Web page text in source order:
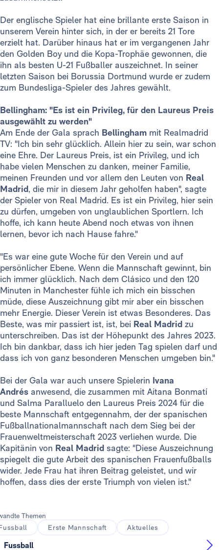
Der englische Spieler hat eine brillante erste Saison in
unserem Verein hinter sich, in der er bereits 21 Tore
erzielt hat. Darüber hinaus hat er im vergangenen Jahr
den Golden Boy und die Kopa-Trophäe gewonnen, die
ihn als besten U-21 Fußballer auszeichnet. In seiner
letzten Saison bei Borussia Dortmund wurde er zudem
zum Bundesliga-Spieler des Jahres gewählt.
Bellingham: "Es ist ein Privileg, für den Laureus Preis
ausgewählt zu werden"
Am Ende der Gala sprach Bellingham mit Realmadrid
TV: "Ich bin sehr glücklich. Allein hier zu sein, war schon
eine Ehre. Der Laureus Preis, ist ein Privileg, und ich
habe vielen Menschen zu danken, meiner Familie,
meinen Freunden und vor allem den Leuten von Real
Madrid, die mir in diesem Jahr geholfen haben", sagte
der Spieler von Real Madrid. Es ist ein Privileg, hier sein
zu dürfen, umgeben von unglaublichen Sportlern. Ich
hoffe, ich kann heute Abend noch etwas von ihnen
lernen, bevor ich nach Hause fahre."
"Es war eine gute Woche für den Verein und auf
persönlicher Ebene. Wenn die Mannschaft gewinnt, bin
ich immer glücklich. Nach dem Clásico und den 120
Minuten in Manchester fühle ich mich ein bisschen
müde, diese Auszeichnung gibt mir aber ein bisschen
mehr Energie. Dieser Verein ist etwas Besonderes. Das
Beste, was mir passiert ist, ist, bei Real Madrid zu
unterschreiben. Das ist der Höhepunkt des Jahres 2023.
Ich bin dankbar, dass ich hier jeden Tag spielen darf und
dass ich von ganz besonderen Menschen umgeben bin."
Bei der Gala war auch unsere Spielerin Ivana
Andrés anwesend, die zusammen mit Aitana Bonmatí
und Salma Paralluelo den Laureus Preis 2024 für die
beste Mannschaft entgegennahm, der der spanischen
Fußballnationalmannschaft nach dem Sieg bei der
Frauenweltmeisterschaft 2023 verliehen wurde. Die
Kapitänin von Real Madrid sagte: "Diese Auszeichnung
spiegelt die gute Arbeit des spanischen Frauenfußballs
wider. Jede Frau hat ihren Beitrag geleistet, und wir
hoffen, dass dies der erste Triumph von vielen ist."
Themen
Erste Mannschaft Aktuelles
Fussball